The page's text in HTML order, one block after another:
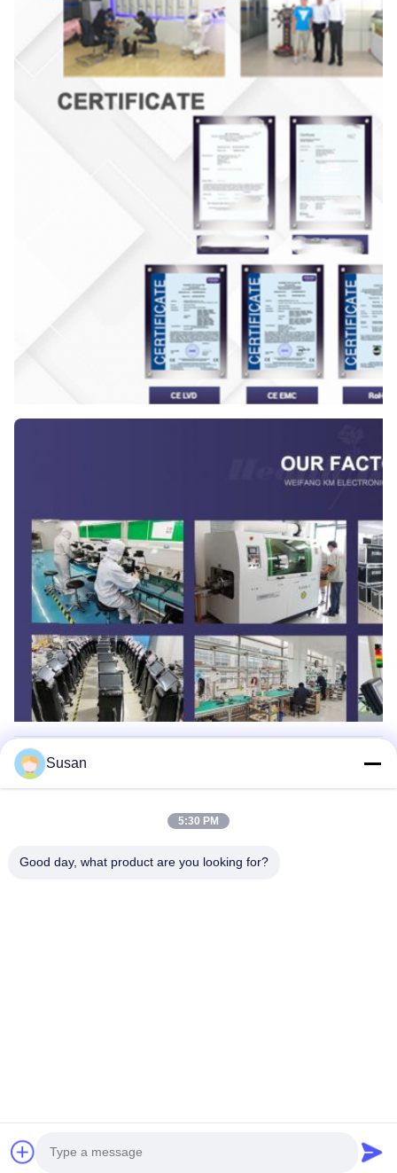
Schlagworte:
Lasermaschine zur Haarentfernung mit Dioden
© 2024- Weifang KM Electronics Co., Ltd.. Alle Rechte vorbehalten
Susan
5:30 PM
Good day, what product are you looking for?